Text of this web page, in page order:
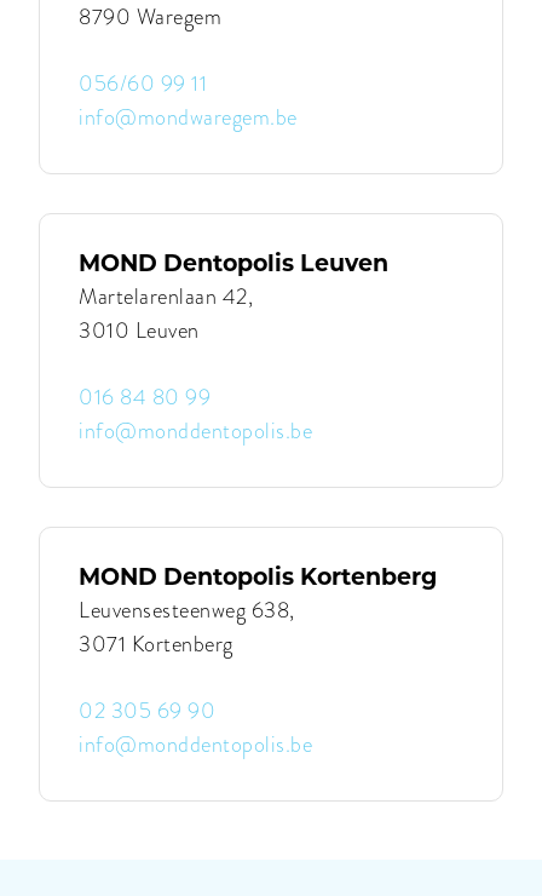
8790 Waregem
056/60 99 11
info@mondwaregem.be
MOND
|
Waregem
MOND Dentopolis Leuven
Martelarenlaan 42,
3010 Leuven
016 84 80 99
info@monddentopolis.be
MOND
Leuven
MOND
Dentopolis
Leuven
MOND Dentopolis Kortenberg
Leuvensesteenweg 638,
3071 Kortenberg
02 305 69 90
info@monddentopolis.be
MOND